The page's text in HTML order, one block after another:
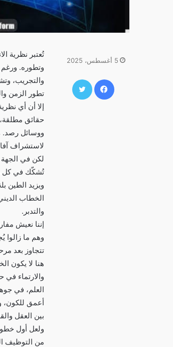
وتطوره. ورغم
والتجريب،
تطور الزمن
إلا أن أي
حقائق
ووسائل رصد.
لاستشراف
لكن في
تُشكّك في كل
ويزيد الطين
الخطاب
والتدبر.
إننا نعيش
وهم ما زالوا
تتجاوز بعد
هنا لا يكون
والارتماء
العلم، في
أعمق للكون،
بين العقل
ولعل أول خطوة
من التوظيف
5 أغسطس، 2025
فيسبوك